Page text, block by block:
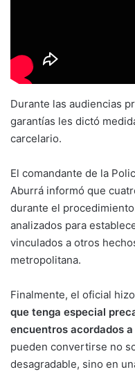
Durante las audiencias
garantías les dictó
carcelario.
El comandante de la
Aburrá informó que
durante el
analizados para
vinculados a otros
metropolitana.
Finalmente, el oficial
que tenga especial
encuentros acordados
pueden convertirse no
desagradable, sino en